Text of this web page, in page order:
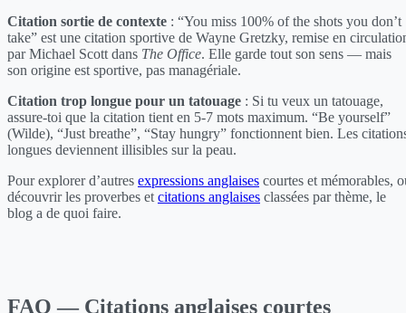
Citation sortie de contexte : “You miss 100% of the shots you don’t
take” est une citation sportive de Wayne Gretzky, remise en
par Michael Scott dans The Office. Elle garde tout son sens — mais
son origine est sportive, pas managériale.
Citation trop longue pour un tatouage : Si tu veux un tatouage,
assure-toi que la citation tient en 5-7 mots maximum. “Be yourself”
(Wilde), “Just breathe”, “Stay hungry” fonctionnent bien. Les
longues deviennent illisibles sur la peau.
Pour explorer d’autres expressions anglaises courtes et mémorables,
découvrir les proverbes et citations anglaises classées par thème, le
blog a de quoi faire.
FAQ — Citations anglaises courtes